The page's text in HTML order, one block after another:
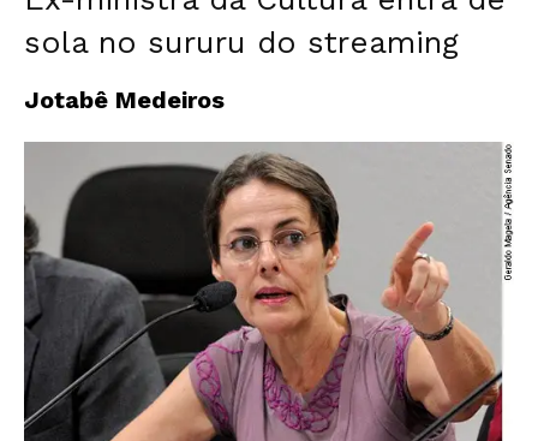
sola no sururu do streaming
Jotabê Medeiros